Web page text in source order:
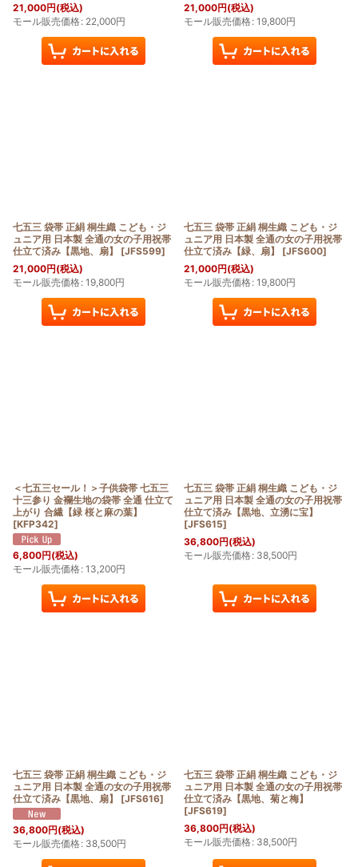
21,000円(税込)
モール販売価格: 22,000円
21,000円(税込)
モール販売価格: 19,800円
七五三 袋帯 正絹 桐生織 こども・ジ
ュニア用 日本製 全通の女の子用祝帯
仕立て済み【黒地、扇】
[JFS599]
21,000円(税込)
モール販売価格: 19,800円
七五三 袋帯 正絹 桐生織 こども・ジ
ュニア用 日本製 全通の女の子用祝帯
仕立て済み【緑、扇】
[JFS600]
21,000円(税込)
モール販売価格: 19,800円
＜七五三セール！＞子供袋帯 七五三
十三参り 金襴生地の袋帯 全通 仕立て
上がり 合繊【緑 桜と麻の葉】
[KFP342]
6,800円(税込)
モール販売価格: 13,200円
七五三 袋帯 正絹 桐生織 こども・ジ
ュニア用 日本製 全通の女の子用祝帯
仕立て済み【黒地、立湧に宝】
[JFS615]
36,800円(税込)
モール販売価格: 38,500円
七五三 袋帯 正絹 桐生織 こども・ジ
ュニア用 日本製 全通の女の子用祝帯
仕立て済み【黒地、扇】
[JFS616]
36,800円(税込)
モール販売価格: 38,500円
七五三 袋帯 正絹 桐生織 こども・ジ
ュニア用 日本製 全通の女の子用祝帯
仕立て済み【黒地、菊と梅】
[JFS619]
36,800円(税込)
モール販売価格: 38,500円